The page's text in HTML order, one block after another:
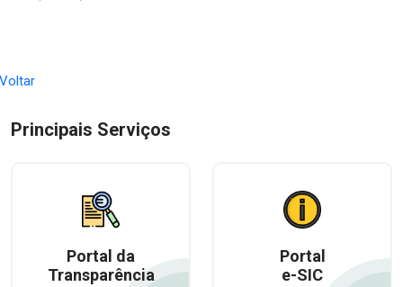
Principais Serviços
Portal da
Transparência
Portal
e-SIC